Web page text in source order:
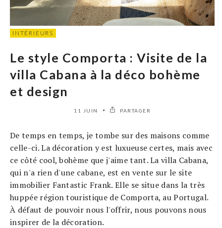
INTÉRIEURS
Le style Comporta : Visite de la
villa Cabana à la déco bohème
et design
11 JUIN PARTAGER
De temps en temps, je tombe sur des maisons comme
celle-ci. La décoration y est luxueuse certes, mais avec
ce côté cool, bohème que j'aime tant. La villa Cabana,
qui n'a rien d'une cabane, est en vente sur le site
immobilier Fantastic Frank. Elle se situe dans la très
huppée région touristique de Comporta, au Portugal.
À défaut de pouvoir nous l'offrir, nous pouvons nous
inspirer de la décoration.